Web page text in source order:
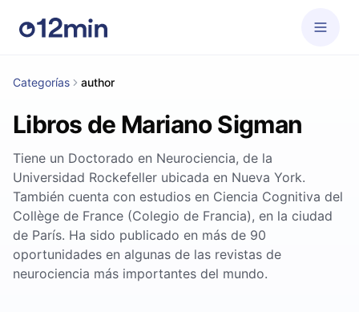
Categorías author
Libros de Mariano Sigman
Tiene un Doctorado en Neurociencia, de la
Universidad Rockefeller ubicada en Nueva York.
También cuenta con estudios en Ciencia Cognitiva del
Collège de France (Colegio de Francia), en la ciudad
de París. Ha sido publicado en más de 90
oportunidades en algunas de las revistas de
neurociencia más importantes del mundo.